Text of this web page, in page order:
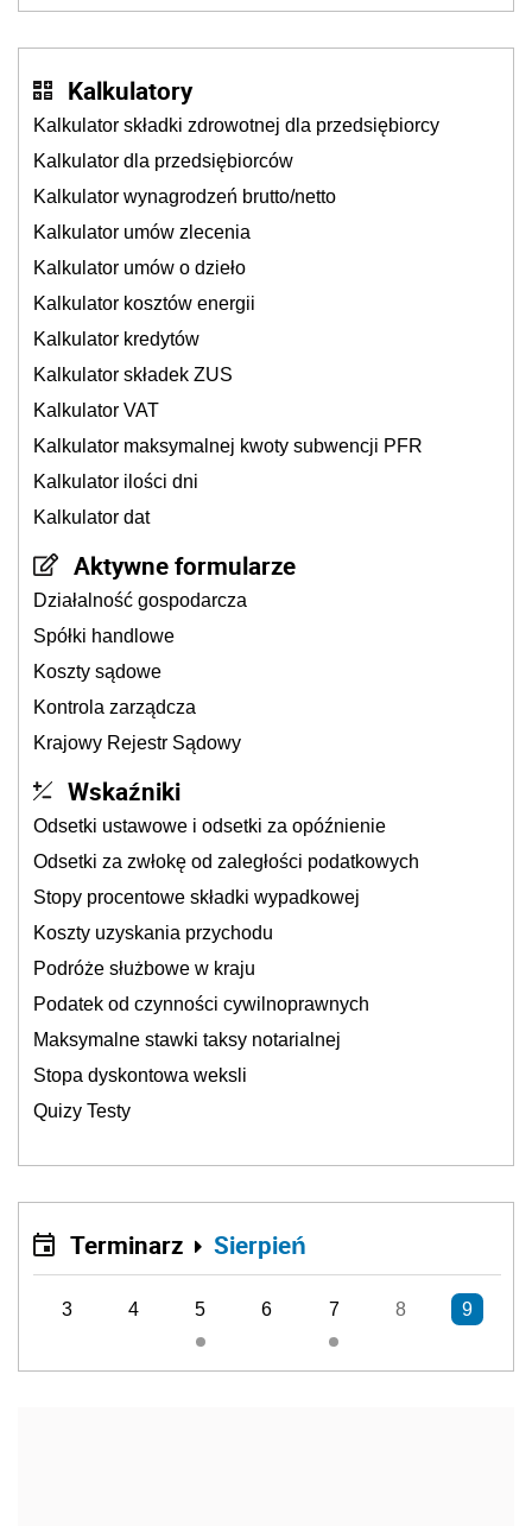
Kalkulatory
Kalkulator składki zdrowotnej dla przedsiębiorcy
Kalkulator dla przedsiębiorców
Kalkulator wynagrodzeń brutto/netto
Kalkulator umów zlecenia
Kalkulator umów o dzieło
Kalkulator kosztów energii
Kalkulator kredytów
Kalkulator składek ZUS
Kalkulator VAT
Kalkulator maksymalnej kwoty subwencji PFR
Kalkulator ilości dni
Kalkulator dat
Aktywne formularze
Działalność gospodarcza
Spółki handlowe
Koszty sądowe
Kontrola zarządcza
Krajowy Rejestr Sądowy
Wskaźniki
Odsetki ustawowe i odsetki za opóźnienie
Odsetki za zwłokę od zaległości podatkowych
Stopy procentowe składki wypadkowej
Koszty uzyskania przychodu
Podróże służbowe w kraju
Podatek od czynności cywilnoprawnych
Maksymalne stawki taksy notarialnej
Stopa dyskontowa weksli
Quizy Testy
Terminarz Sierpień
3 4 5 6 7 8 9